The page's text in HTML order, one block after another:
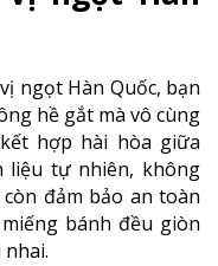
ngọt Hàn Quốc, bạn
hề gắt mà vô cùng
hợp hài hòa giữa
liệu tự nhiên, không
đảm bảo an toàn
bánh đều giòn